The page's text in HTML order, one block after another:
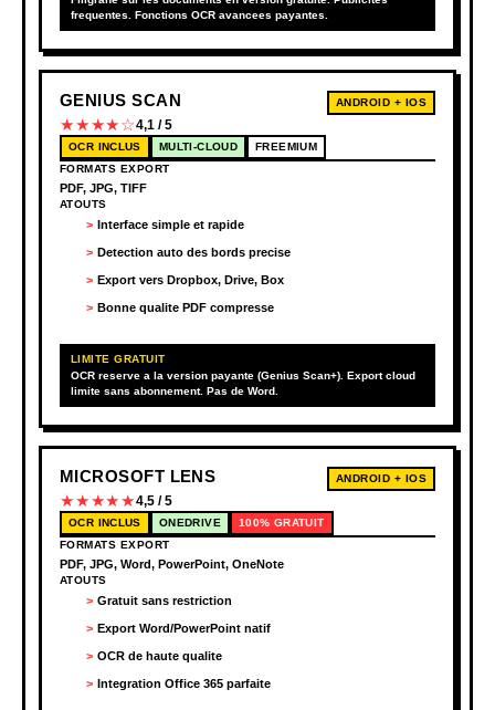
frequentes. Fonctions OCR avancees payantes.
GENIUS SCAN ANDROID + IOS
★★★★☆4,1 / 5
OCR INCLUS MULTI-CLOUD
FREEMIUM
FORMATS EXPORT
PDF, JPG, TIFF
ATOUTS
Interface simple et rapide
Detection auto des bords precise
Export vers Dropbox, Drive, Box
Bonne qualite PDF compresse
LIMITE GRATUIT
OCR reserve a la version payante (Genius Scan+). Export cloud
limite sans abonnement. Pas de Word.
MICROSOFT LENS ANDROID + IOS
★★★★★4,5 / 5
OCR INCLUS ONEDRIVE
100% GRATUIT
FORMATS EXPORT
PDF, JPG, Word, PowerPoint, OneNote
ATOUTS
Gratuit sans restriction
Export Word/PowerPoint natif
OCR de haute qualite
Integration Office 365 parfaite